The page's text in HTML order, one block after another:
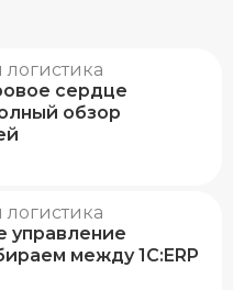
сердце
обзор
управление
между 1С:ERP